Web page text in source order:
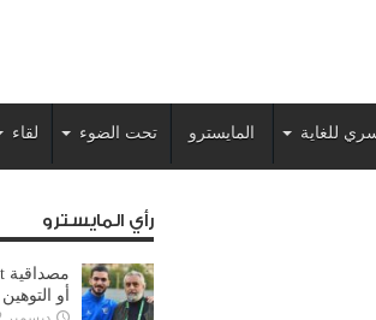
للغاية المايسترو تحت الضوء لقاء
رأي المايسترو
أو التوهين